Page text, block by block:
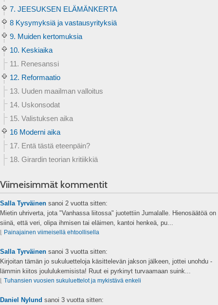
7. JEESUKSEN ELÄMÄNKERTA
8 Kysymyksiä ja vastausyrityksiä
9. Muiden kertomuksia
10. Keskiaika
11. Renesanssi
12. Reformaatio
13. Uuden maailman valloitus
14. Uskonsodat
15. Valistuksen aika
16 Moderni aika
17. Entä tästä eteenpäin?
18. Girardin teorian kritiikkiä
Viimeisimmät kommentit
Salla Tyrväinen sanoi 2 vuotta sitten:
Mietin uhriverta, jota "Vanhassa liitossa" juotettiin Jumalalle. Hienosäätöä on
siinä, että veri, olipa ihmisen tai eläimen, kantoi henkeä, pu...
Painajainen viimeisellä ehtoollisella
Salla Tyrväinen sanoi 3 vuotta sitten:
Kirjoitan tämän jo sukuluetteloja käsittelevän jakson jälkeen, jottei unohdu -
lämmin kiitos joululukemisista! Ruut ei pyrkinyt turvaamaan suink...
Tuhansien vuosien sukuluettelot ja mykistävä enkeli
Daniel Nylund sanoi 3 vuotta sitten: